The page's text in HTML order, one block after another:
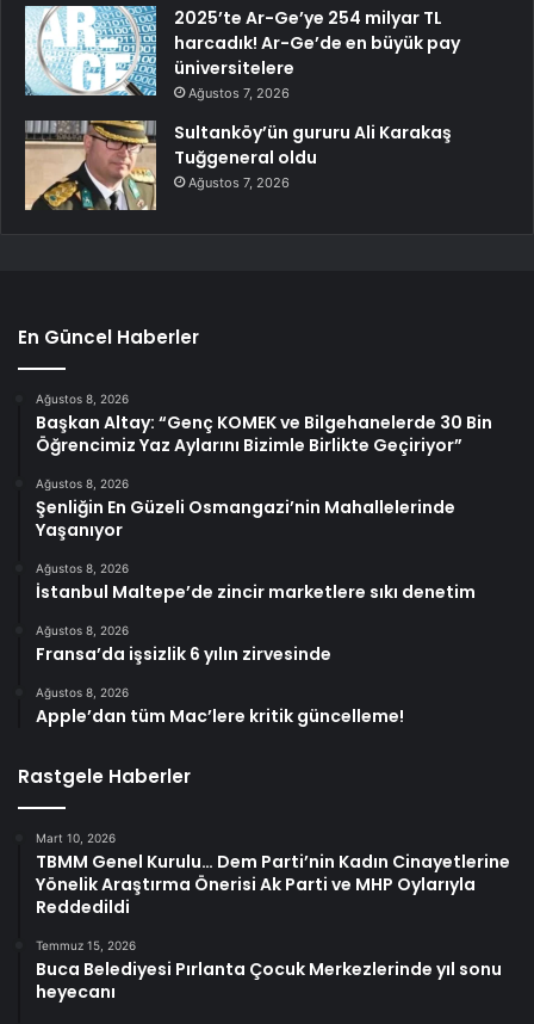
2025’te Ar-Ge’ye 254 milyar TL
harcadık! Ar-Ge’de en büyük pay
üniversitelere
Ağustos 7, 2026
Sultanköy’ün gururu Ali Karakaş
Tuğgeneral oldu
Ağustos 7, 2026
En Güncel Haberler
Ağustos 8, 2026
Başkan Altay: “Genç KOMEK ve Bilgehanelerde 30 Bin
Öğrencimiz Yaz Aylarını Bizimle Birlikte Geçiriyor”
Ağustos 8, 2026
Şenliğin En Güzeli Osmangazi’nin Mahallelerinde
Yaşanıyor
Ağustos 8, 2026
İstanbul Maltepe’de zincir marketlere sıkı denetim
Ağustos 8, 2026
Fransa’da işsizlik 6 yılın zirvesinde
Ağustos 8, 2026
Apple’dan tüm Mac’lere kritik güncelleme!
Rastgele Haberler
Mart 10, 2026
TBMM Genel Kurulu… Dem Parti’nin Kadın Cinayetlerine
Yönelik Araştırma Önerisi Ak Parti ve MHP Oylarıyla
Reddedildi
Temmuz 15, 2026
Buca Belediyesi Pırlanta Çocuk Merkezlerinde yıl sonu
heyecanı